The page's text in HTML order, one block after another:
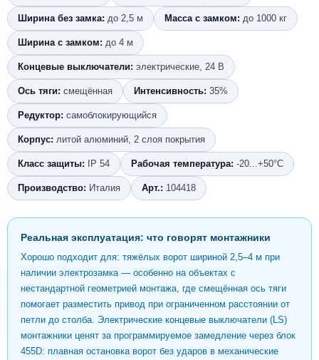
Ширина без замка: до 2,5 м Масса с замком: до 1000 кг
Ширина с замком: до 4 м
Концевые выключатели: электрические, 24 В
Ось тяги: смещённая Интенсивность: 35%
Редуктор: самоблокирующийся
Корпус: литой алюминий, 2 слоя покрытия
Класс защиты: IP 54 Рабочая температура: -20...+50°C
Производство: Италия Арт.: 104418
Реальная эксплуатация: что говорят монтажники
Хорошо подходит для: тяжёлых ворот шириной 2,5–4 м при
наличии электрозамка — особенно на объектах с
нестандартной геометрией монтажа, где смещённая ось тяги
помогает разместить привод при ограниченном расстоянии от
петли до столба. Электрические концевые выключатели (LS)
монтажники ценят за программируемое замедление через блок
455D: плавная остановка ворот без ударов в механические